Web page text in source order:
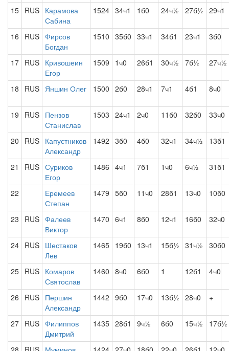
15 RUS Карамова
Сабина
1524 34ч1 1б0 24ч½ 27б½ 29ч1
16 RUS Фирсов
Богдан
1510 35б0 33ч1 34б1 23ч1 3б0
17 RUS Кривошеин
Егор
1509 1ч0 26б1 30ч½ 7б½ 27ч½
18 RUS Яншин Олег 1500 2б0 28ч1 7ч1 4б1 8ч0
19 RUS Пензов
Станислав
1503 24ч1 2ч0 11б0 32б0 33ч0
20 RUS Капустников
Александр
1492 3б0 4б0 32ч1 34ч½ 13б1
21 RUS Суриков
Егор
1486 4ч1 7б1 1ч0 6ч½ 31б1
22
Еремеев
Степан
1479 5б0 11ч0 28б1 13ч0 10б0
23 RUS Фалеев
Виктор
1470 6ч1 8б0 12ч1 16б0 32ч0
24 RUS Шестаков
Лев
1465 19б0 13ч1 15б½ 31ч½ 30б0
25 RUS Комаров
Святослав
1460 8ч0 6б0 1 12б1 4ч0
26 RUS Першин
Александр
1442 9б0 17ч0 13б½ 28ч0 +
27 RUS Филиппов
Дмитрий
1435 28б1 9ч½ 6б0 15ч½ 17б½